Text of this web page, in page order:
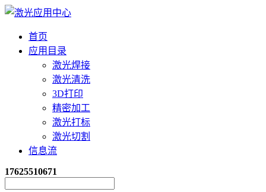
首页
应用目录
激光焊接
激光清洗
3D打印
精密加工
激光打标
激光切割
信息流
17625510671